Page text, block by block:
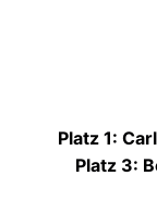
Platz 1:
Platz 3: